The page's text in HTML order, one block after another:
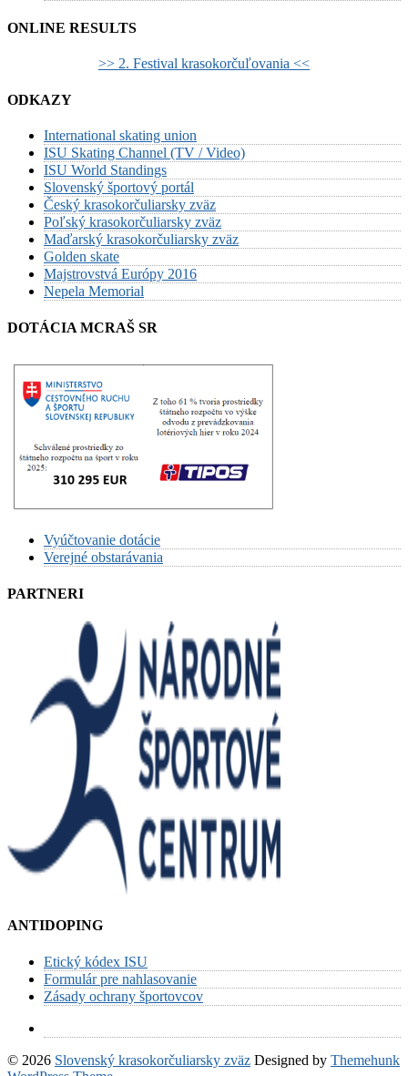
ONLINE RESULTS
>> 2. Festival krasokorčuľovania <<
ODKAZY
International skating union
ISU Skating Channel (TV / Video)
ISU World Standings
Slovenský športový portál
Český krasokorčuliarsky zväz
Poľský krasokorčuliarsky zväz
Maďarský krasokorčuliarsky zväz
Golden skate
Majstrovstvá Európy 2016
Nepela Memorial
DOTÁCIA MCRAŠ SR
Vyúčtovanie dotácie
Verejné obstarávania
PARTNERI
ANTIDOPING
Etický kódex ISU
Formulár pre nahlasovanie
Zásady ochrany športovcov
© 2026 Slovenský krasokorčuliarsky zväz Designed by Themehunk